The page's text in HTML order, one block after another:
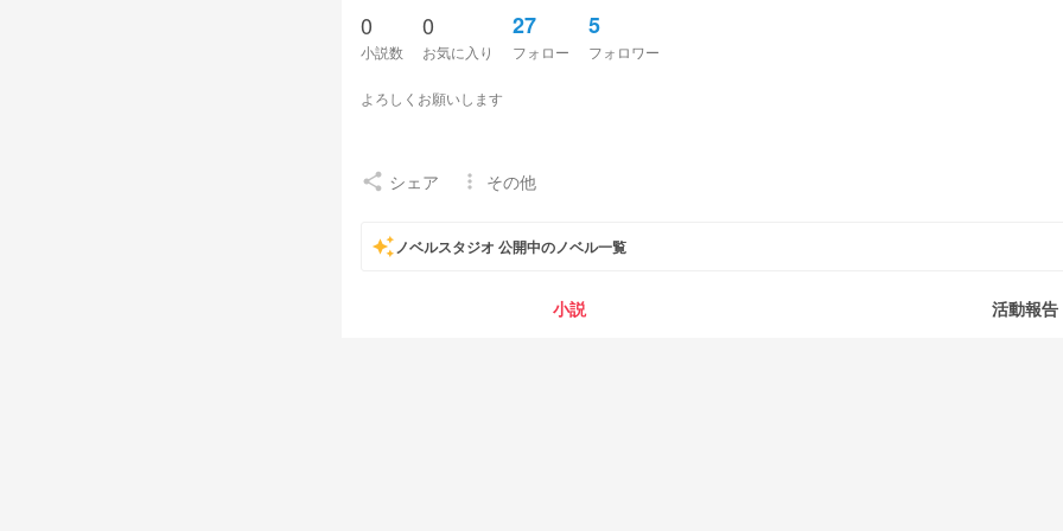
0
小説数
0
お気に入り
27
フォロー
5
フォロワー
よろしくお願いします
share シェア more_vert その他
auto_awesomeノベルスタジオ 公開中のノベル一覧
小説 活動報告